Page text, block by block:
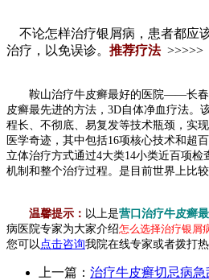
不论怎样治疗银屑病，患者都应
治疗，以免误诊。 推荐疗法 >>>>>
鞍山治疗牛皮癣最好的医院——长春
皮癣最先进的方法，3D自体净血疗法。
程长、不彻底、易复发等技术瓶颈，实
医学奇迹，其中包括16项核心技术和超
立体治疗方式通过4大类14小类近百项检
机制和整个治疗过程。是目前世界上比
温馨提示： 以上是营口治疗牛皮癣
病医院专家为大家介绍怎么选择治疗银屑
您可以 点击咨询我院在线专家或者拨打
上一篇： 治疗牛皮癣切忌病急